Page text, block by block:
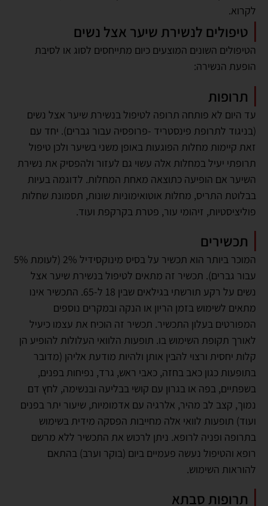
לקרוא.
טיפולים לנשירת שיער אצל נשים
הטיפולים השונים המוצעים כיום מתייחסים לסוג או לסיבת
הופעת הנשירה:
תרופות
עד היום לא פותחה תרופה לטיפול בנשירת שיער אצל נשים
(בניגוד לתרופת פינסטריד -פרופסיה עבור גברים). יחד עם
זאת קיימות מחלות הפוגעות באופן משני בשיער ולכן טיפול
תרופתי יעיל במחלות אלה עשוי גם לעזור ולהפסיק את נשירת
השיער אם הופיעה כתוצאה מאחת המחלות. לדוגמה בעיות
בבלוטת התריס, מחלות אוטואימוניות שונות, תסמונת שחלות
פוליציסטיות, זיהומי עור, פטרת בקרקפת ועוד.
תכשירים
המוכר ביותר הוא תכשיר על בסיס מינוקסידיל 2% (לעומת 5%
עבור גברים). תכשיר זה מתאים לטיפול בנשירת שיער אצל
נשים על רקע תורשתי בגילאים שבין 18 ל-65. התכשיר אינו
מתאים לשימוש בזמן הריון או הנקה ובמקרים נוספים
המפורטים בעלון התכשיר. תכשיר זה הוכיח את עצמו כיעיל
לאורך תקופת השימוש בו. תופעות הלוואי העלולות להופיע הן
קלות יחסית ורצוי להבין אותן ולהיות מודעת אליהן (מדובר
בתופעות כגון כאב בחזה, כאבי ראש, גרד, נפיחות בפנים,
בשפתיים, בפה או בגרון עם קושי בבליעה ובנשימה, לחץ דם
נמוך, קצב לב מהיר, אלרגיה עם אדמומיות, שיעור יתר בפנים
ועוד) תופעות לוואי אלה מחייבות הפסקה מידית בשימוש
בתרופה ופניה לרופא. ניתן לרכוש את התכשיר ללא מרשם
רופא והטיפול נעשה פעמיים ביום (בוקר וערב) בהתאם
להוראות השימוש.
תרופות סבתא